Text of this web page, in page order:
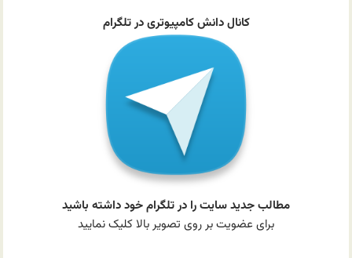
کانال دانش کامپیوتری در تلگرام
مطالب جدید سایت را در تلگرام خود داشته باشید
برای عضویت بر روی تصویر بالا کلیک نمایید